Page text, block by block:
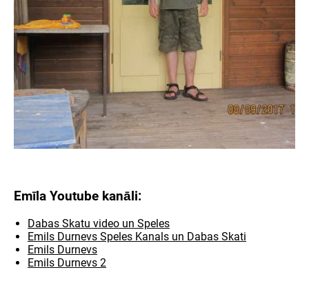
Emīla Youtube kanāli:
Dabas Skatu video un Speles
Emils Durnevs Speles Kanals un Dabas Skati
Emils Durnevs
Emils Durnevs 2